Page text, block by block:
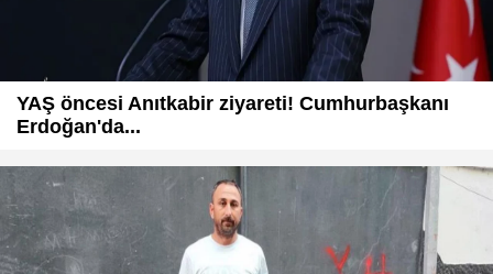
YAŞ öncesi Anıtkabir ziyareti! Cumhurbaşkanı
Erdoğan'da...